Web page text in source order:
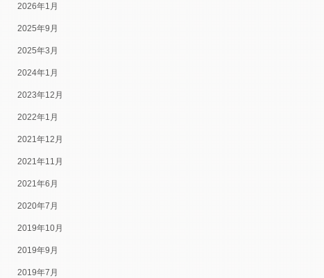
2026年1月
2025年9月
2025年3月
2024年1月
2023年12月
2022年1月
2021年12月
2021年11月
2021年6月
2020年7月
2019年10月
2019年9月
2019年7月